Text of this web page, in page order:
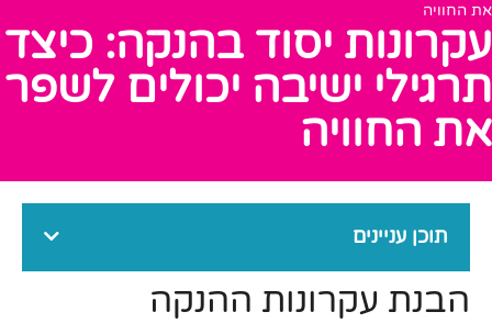
את החוויה
עקרונות יסוד בהנקה: כיצד
תרגילי ישיבה יכולים לשפר
את החוויה
תוכן עניינים
הבנת עקרונות ההנקה